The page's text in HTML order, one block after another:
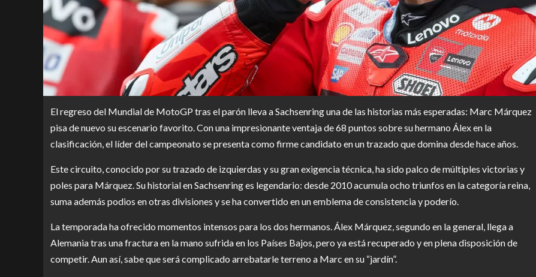
El regreso del Mundial de MotoGP tras el parón lleva a Sachsenring una de las historias más esperadas: Marc Márquez
pisa de nuevo su escenario favorito. Con una impresionante ventaja de 68 puntos sobre su hermano Álex en la
clasificación, el líder del campeonato se presenta como firme candidato en un trazado que domina desde hace años.
Este circuito, conocido por su trazado de izquierdas y su gran exigencia técnica, ha sido palco de múltiples victorias y
poles para Márquez. Su historial en Sachsenring es legendario: desde 2010 acumula ocho triunfos en la categoría reina,
suma además podios en otras divisiones y se ha convertido en un emblema de consistencia y poderío.
La temporada ha ofrecido momentos intensos para los dos hermanos. Álex Márquez, segundo en la general, llega a
Alemania tras una fractura en la mano sufrida en los Países Bajos, pero ya está recuperado y en plena disposición de
competir. Aun así, sabe que será complicado arrebatarle terreno a Marc en su “jardín”.